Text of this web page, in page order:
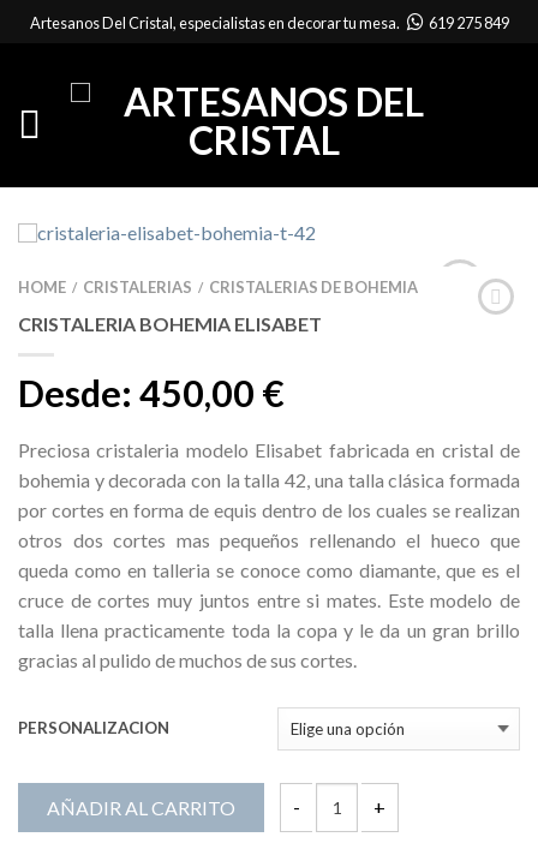
Artesanos Del Cristal, especialistas en decorar tu mesa. 619 275 849
HOME / CRISTALERIAS / CRISTALERIAS DE BOHEMIA
CRISTALERIA BOHEMIA ELISABET
Desde: 450,00 €
Preciosa cristaleria modelo Elisabet fabricada en cristal de
bohemia y decorada con la talla 42, una talla clásica formada
por cortes en forma de equis dentro de los cuales se realizan
otros dos cortes mas pequeños rellenando el hueco que
queda como en talleria se conoce como diamante, que es el
cruce de cortes muy juntos entre si mates. Este modelo de
talla llena practicamente toda la copa y le da un gran brillo
gracias al pulido de muchos de sus cortes.
PERSONALIZACION
AÑADIR AL CARRITO